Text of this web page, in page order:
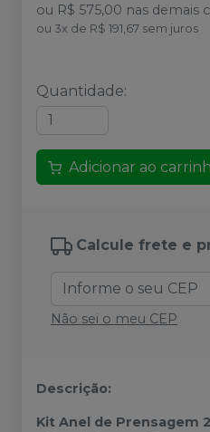
ou R$ 575,00 nas demais
ou 3x de R$ 191,67 sem juros
Quantidade:
Adicionar ao
Calcule frete e
Não sei o meu CEP
Descrição:
Kit Anel de Prensagem